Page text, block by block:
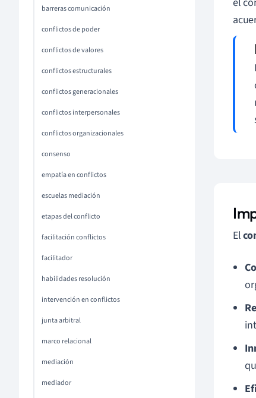
barreras comunicación
conflictos de poder
conflictos de valores
conflictos estructurales
conflictos generacionales
conflictos interpersonales
conflictos organizacionales
consenso
empatía en conflictos
escuelas mediación
etapas del conflicto
facilitación conflictos
facilitador
habilidades resolución
intervención en conflictos
junta arbitral
marco relacional
mediación
mediador
El